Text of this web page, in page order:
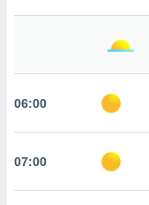
en
perfil
06:00
07:00